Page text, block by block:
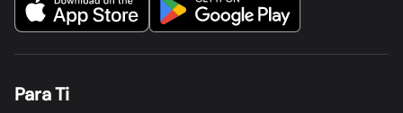
Para Ti